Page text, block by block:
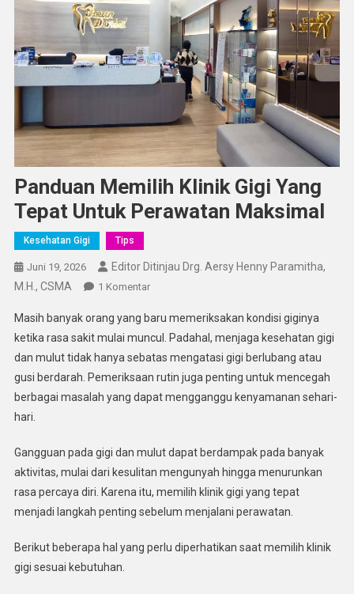
Panduan Memilih Klinik Gigi Yang
Tepat Untuk Perawatan Maksimal
Kesehatan Gigi Tips
Juni 19, 2026
Editor Ditinjau Drg. Aersy Henny Paramitha,
M.H., CSMA
1 KomentarPada
Memilih
Klinik
Gigi
Yang
Tepat
Maksimal
Masih banyak orang yang baru memeriksakan kondisi giginya
ketika rasa sakit mulai muncul. Padahal, menjaga kesehatan gigi
dan mulut tidak hanya sebatas mengatasi gigi berlubang atau
gusi berdarah. Pemeriksaan rutin juga penting untuk mencegah
berbagai masalah yang dapat mengganggu kenyamanan sehari-
hari.
Gangguan pada gigi dan mulut dapat berdampak pada banyak
aktivitas, mulai dari kesulitan mengunyah hingga menurunkan
rasa percaya diri. Karena itu, memilih klinik gigi yang tepat
menjadi langkah penting sebelum menjalani perawatan.
Berikut beberapa hal yang perlu diperhatikan saat memilih klinik
gigi sesuai kebutuhan.